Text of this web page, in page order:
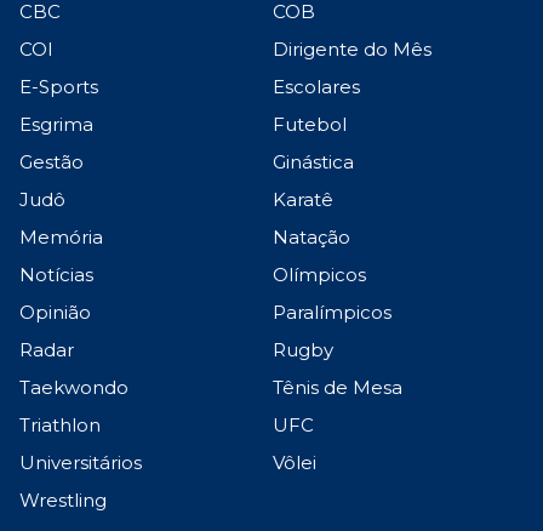
CBC
COB
COI
Dirigente do Mês
E-Sports
Escolares
Esgrima
Futebol
Gestão
Ginástica
Judô
Karatê
Memória
Natação
Notícias
Olímpicos
Opinião
Paralímpicos
Radar
Rugby
Taekwondo
Tênis de Mesa
Triathlon
UFC
Universitários
Vôlei
Wrestling